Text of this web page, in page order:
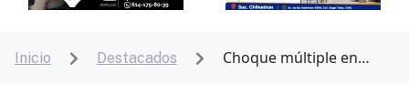
Inicio  Destacados 
Choque múltiple en